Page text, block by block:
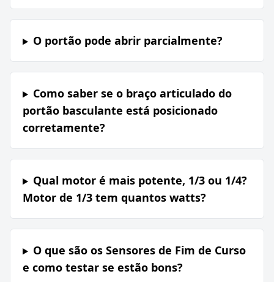
O portão pode abrir parcialmente?
Como saber se o braço articulado do
portão basculante está posicionado
corretamente?
Qual motor é mais potente, 1/3 ou 1/4?
Motor de 1/3 tem quantos watts?
O que são os Sensores de Fim de Curso
e como testar se estão bons?